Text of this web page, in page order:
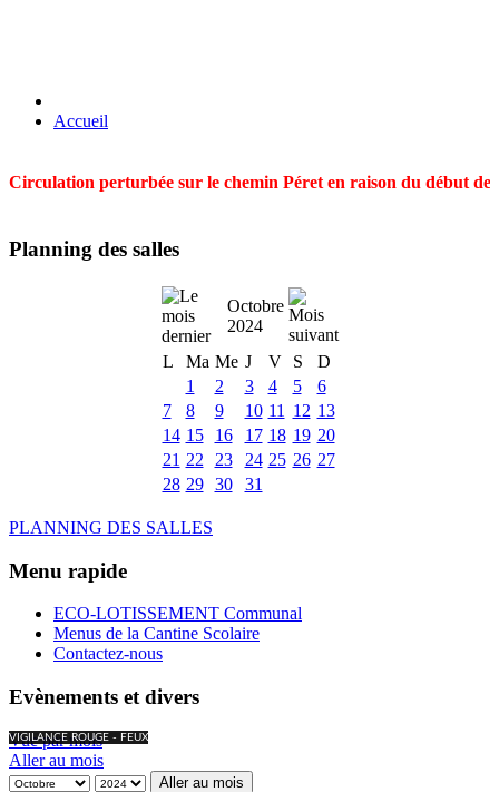
Accueil
Circulation perturbée sur le chemin Péret en raison du début
Planning des salles
Octobre
2024
L
Ma Me J V S
D
1
2 3 4 5
6
7
8 9 10 11 12 13
14 15 16 17 18 19 20
21 22 23 24 25 26 27
28 29 30 31
PLANNING DES SALLES
Menu rapide
ECO-LOTISSEMENT Communal
Menus de la Cantine Scolaire
Contactez-nous
Evènements et divers
VIGILANCE ROUGE - FEUX
Vue par mois
Aller au mois
Aller au mois